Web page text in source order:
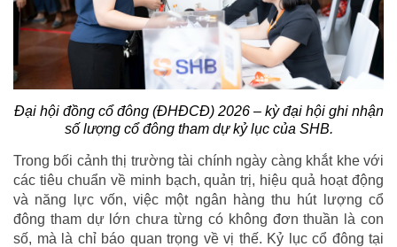
Đại hội đồng cổ đông (ĐHĐCĐ) 2026 – kỳ đại hội ghi nhận
số lượng cổ đông tham dự kỷ lục của SHB.
Trong bối cảnh thị trường tài chính ngày càng khắt khe với
các tiêu chuẩn về minh bạch, quản trị, hiệu quả hoạt động
và năng lực vốn, việc một ngân hàng thu hút lượng cổ
đông tham dự lớn chưa từng có không đơn thuần là con
số, mà là chỉ báo quan trọng về vị thế. Kỷ lục cổ đông tại